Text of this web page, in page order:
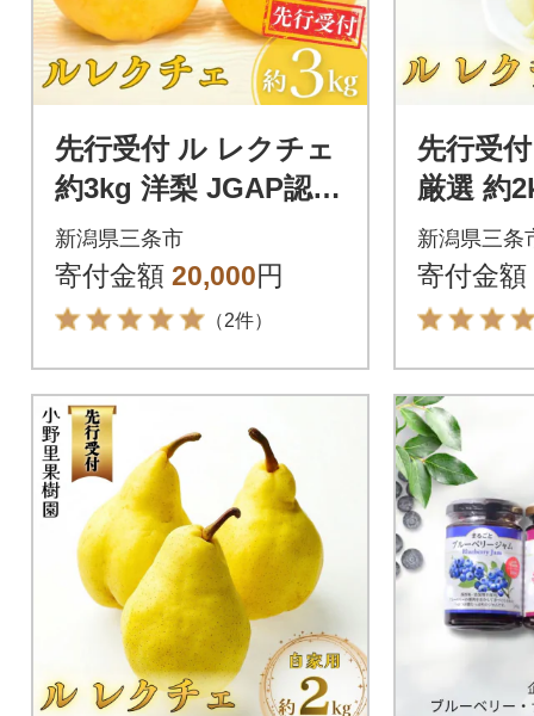
先行受付 ル レクチェ
約3kg 洋梨 JGAP認証
農場 幻の西洋梨 冬限
定 【016P026】
新潟県三条市
寄付金額 20,000円
（2件）
先行受
厳選 約
[小野里
156】
新潟県三条
寄付金額